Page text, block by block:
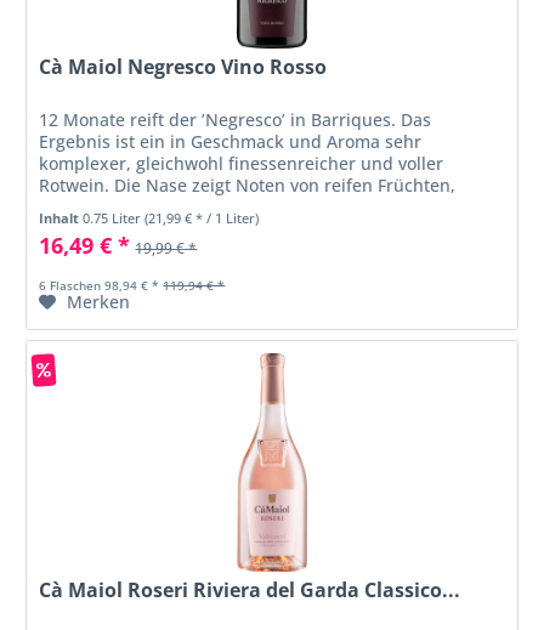
Cà Maiol Negresco Vino Rosso
12 Monate reift der ’Negresco’ in Barriques. Das
Ergebnis ist ein in Geschmack und Aroma sehr
komplexer, gleichwohl finessenreicher und voller
Rotwein. Die Nase zeigt Noten von reifen Früchten,
Tabak und Gewürzen.
Inhalt0.75 Liter(21,99 € * / 1 Liter)
16,49 € * 19,99 € *
6 Flaschen 98,94 € * 119,94 € *
Merken
Cà Maiol Roseri Riviera del Garda Classico...